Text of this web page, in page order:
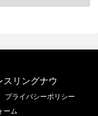
スリングナウ
プライバシーポリシー
ーム